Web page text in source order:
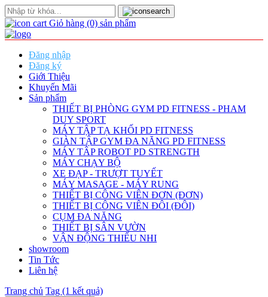
Giỏ hàng (0) sản phẩm
Đăng nhập
Đăng ký
Giới Thiệu
Khuyến Mãi
Sản phẩm
THIẾT BỊ PHÒNG GYM PD FITNESS - PHAM
DUY SPORT
MÁY TẬP TẠ KHỐI PD FITNESS
GIÀN TẬP GYM ĐA NĂNG PD FITNESS
MÁY TÂP ROBOT PD STRENGTH
MÁY CHẠY BỘ
XE ĐẠP - TRƯỢT TUYẾT
MÁY MASAGE - MÁY RUNG
THIẾT BỊ CÔNG VIÊN ĐƠN (ĐƠN)
THIẾT BỊ CÔNG VIÊN ĐÔI (ĐÔI)
CỤM ĐA NĂNG
THIẾT BỊ SÂN VƯỜN
VẬN ĐỘNG THIẾU NHI
showroom
Tin Tức
Liên hệ
Trang chủ Tag (1 kết quả)